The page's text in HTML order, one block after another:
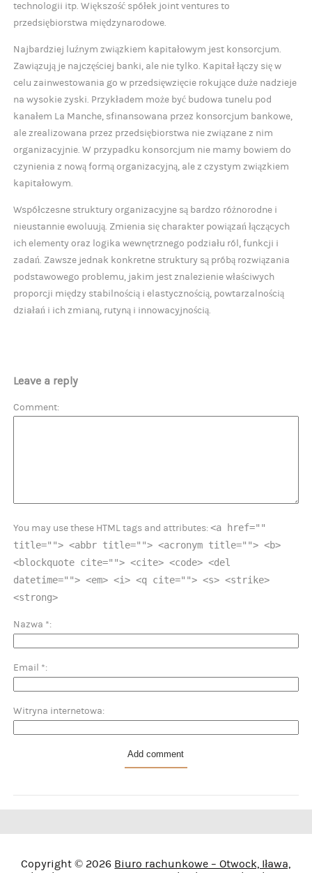
technologii itp. Większość spółek joint ventures to
przedsiębiorstwa międzynarodowe.
Najbardziej luźnym związkiem kapitałowym jest konsorcjum.
Zawiązują je najczęściej banki, ale nie tylko. Kapitał łączy się w
celu zainwestowania go w przedsięwzięcie rokujące duże nadzieje
na wysokie zyski. Przykładem może być budowa tunelu pod
kanałem La Manche, sfinansowana przez konsorcjum bankowe,
ale zrealizowana przez przedsiębiorstwa nie związane z nim
organizacyjnie. W przypadku konsorcjum nie mamy bowiem do
czynienia z nową formą organizacyjną, ale z czystym związkiem
kapitałowym.
Współczesne struktury organizacyjne są bardzo różnorodne i
nieustannie ewoluują. Zmienia się charakter powiązań łączących
ich elementy oraz logika wewnętrznego podziału ról, funkcji i
zadań. Zawsze jednak konkretne struktury są próbą rozwiązania
podstawowego problemu, jakim jest znalezienie właściwych
proporcji między stabilnością i elastycznością, powtarzalnością
działań i ich zmianą, rutyną i innowacyjnością.
Leave a reply
Comment
You may use these HTML tags and attributes:<a href=""
title=""> <abbr title=""> <acronym title=""> <b>
<blockquote cite=""> <cite> <code> <del
datetime=""> <em> <i> <q cite=""> <s> <strike>
<strong>
Nazwa *
Email *
Witryna internetowa
Copyright © 2026 Biuro rachunkowe – Otwock, Iława,